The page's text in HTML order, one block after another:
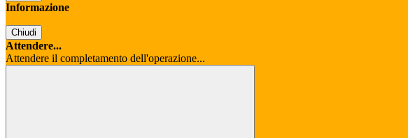
Informazione
Chiudi
Attendere...
Attendere il completamento dell'operazione...